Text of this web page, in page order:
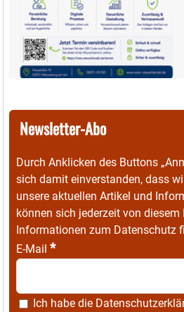
Newsletter-Abo
Durch Anklicken des Buttons
sich damit einverstanden, dass
unsere aktuellen Artikel und
können sich jederzeit von
Informationen zum Datenschutz
E-Mail *
Ich habe die